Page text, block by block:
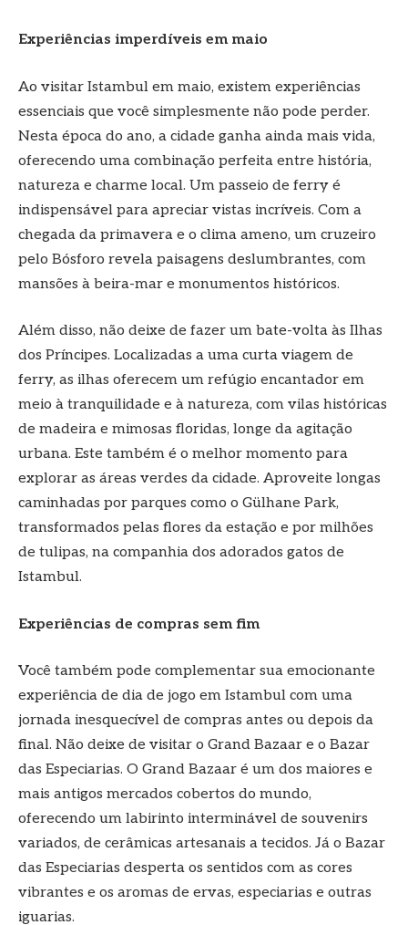
Experiências imperdíveis em maio
Ao visitar Istambul em maio, existem experiências
essenciais que você simplesmente não pode perder.
Nesta época do ano, a cidade ganha ainda mais vida,
oferecendo uma combinação perfeita entre história,
natureza e charme local. Um passeio de ferry é
indispensável para apreciar vistas incríveis. Com a
chegada da primavera e o clima ameno, um cruzeiro
pelo Bósforo revela paisagens deslumbrantes, com
mansões à beira-mar e monumentos históricos.
Além disso, não deixe de fazer um bate-volta às Ilhas
dos Príncipes. Localizadas a uma curta viagem de
ferry, as ilhas oferecem um refúgio encantador em
meio à tranquilidade e à natureza, com vilas históricas
de madeira e mimosas floridas, longe da agitação
urbana. Este também é o melhor momento para
explorar as áreas verdes da cidade. Aproveite longas
caminhadas por parques como o Gülhane Park,
transformados pelas flores da estação e por milhões
de tulipas, na companhia dos adorados gatos de
Istambul.
Experiências de compras sem fim
Você também pode complementar sua emocionante
experiência de dia de jogo em Istambul com uma
jornada inesquecível de compras antes ou depois da
final. Não deixe de visitar o Grand Bazaar e o Bazar
das Especiarias. O Grand Bazaar é um dos maiores e
mais antigos mercados cobertos do mundo,
oferecendo um labirinto interminável de souvenirs
variados, de cerâmicas artesanais a tecidos. Já o Bazar
das Especiarias desperta os sentidos com as cores
vibrantes e os aromas de ervas, especiarias e outras
iguarias.